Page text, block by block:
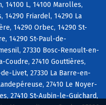
14100 L, 14100 Marolles,
14290 Friardel, 14290 La
14290 Orbec, 14290 St-
14290 St-Paul-de-
27330 Bosc-Renoult-en-
Coudre, 27410 Gouttières,
Livet, 27330 La Barre-en-
27410 Le Noyer-
27410 St-Aubin-le-Guichard,